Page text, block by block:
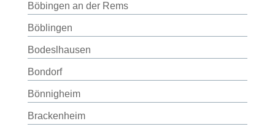
Böbingen an der Rems
Böblingen
Bodeslhausen
Bondorf
Bönnigheim
Brackenheim